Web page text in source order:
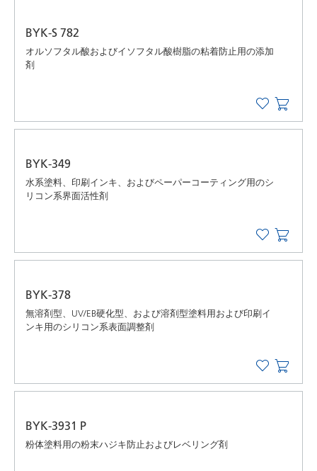
BYK-S 782
オルソフタル酸およびイソフタル酸樹脂の粘着防止用の添加
剤
BYK-349
水系塗料、印刷インキ、およびペーパーコーティング用のシ
リコン系界面活性剤
BYK-378
無溶剤型、UV/EB硬化型、および溶剤型塗料用および印刷イ
ンキ用のシリコン系表面調整剤
BYK-3931 P
粉体塗料用の粉末ハジキ防止およびレベリング剤